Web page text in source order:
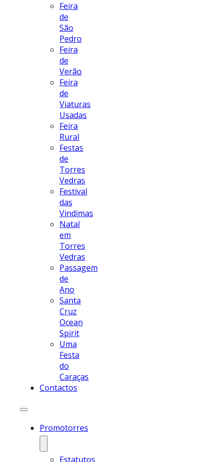
Feira
de
São
Pedro
Feira
de
Verão
Feira
de
Viaturas
Usadas
Feira
Rural
Festas
de
Torres
Vedras
Festival
das
Vindimas
Natal
em
Torres
Vedras
Passagem
de
Ano
Santa
Cruz
Ocean
Spirit
Uma
Festa
do
Caraças
Contactos
Promotorres
Estatutos